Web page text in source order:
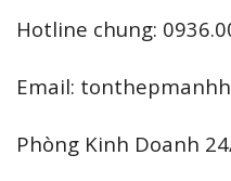
Hotline chung:
Email:
Phòng Kinh Doanh